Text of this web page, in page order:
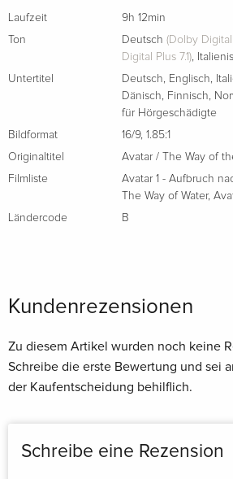
Die Sullys finde weiterhin Unterschlupf
Metkayina an der Küste Pandoras.
schwer, zu einer Art Normalität zu
Neteyam während des Kampfes gegen
Development Administration der
noch schwer. Jake, Neytiri, Lo’ak, Tuk,
müssen alle ihren eigenen Weg finden,
Verlust umzugehen. Schliesslich
es vor allem für Spider an diesem Ort
genug ist. Er soll zurück in die
gebracht werden. Doch auf dem Weg
Laufzeit
9h 12min
Ton
Deutsch (Dolby Digital
Digital Plus 7.1)
Untertitel
Deutsch Englisch
Dänisch
Finnisch
für Hörgeschädigte
Bildformat
16/9, 1.85:1
Originaltitel
Avatar / The Way of
Filmliste
Avatar 1 - Aufbruch
The Way of Water,
Ländercode
B
Kundenrezensionen
Zu diesem Artikel wurden noch keine
Schreibe die erste Bewertung und sei
der Kaufentscheidung behilflich.
Schreibe eine Rezension